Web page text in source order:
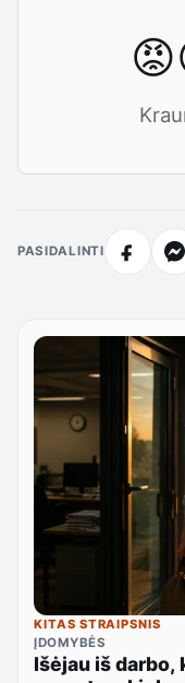
😡
PASIDALINTI
KITAS STRAIPSNIS
ĮDOMYBĖS
Išėjau iš darbo,